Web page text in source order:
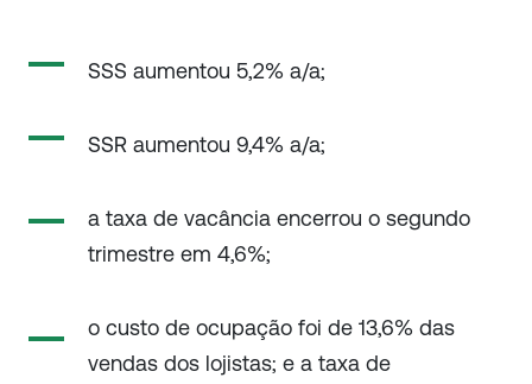
SSS aumentou 5,2% a/a;
SSR aumentou 9,4% a/a;
a taxa de vacância encerrou o segundo
trimestre em 4,6%;
o custo de ocupação foi de 13,6% das
vendas dos lojistas; e a taxa de